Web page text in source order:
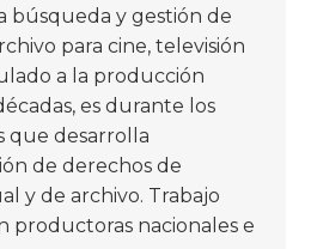
búsqueda y gestión de
para cine, televisión
a la producción
es durante los
que desarrolla
de derechos de
y de archivo. Trabajo
productoras nacionales e